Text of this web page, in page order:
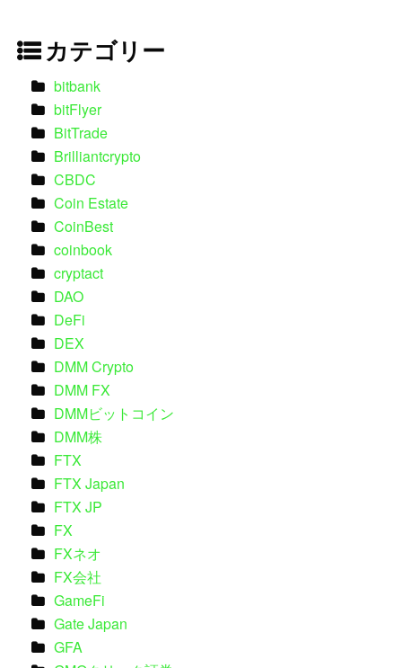
カテゴリー
bitbank
bitFlyer
BitTrade
Brilliantcrypto
CBDC
Coin Estate
CoinBest
coinbook
cryptact
DAO
DeFi
DEX
DMM Crypto
DMM FX
DMMビットコイン
DMM株
FTX
FTX Japan
FTX JP
FX
FXネオ
FX会社
GameFi
Gate Japan
GFA